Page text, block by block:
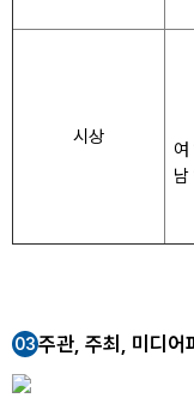
시상
03주관, 주최, 미디어